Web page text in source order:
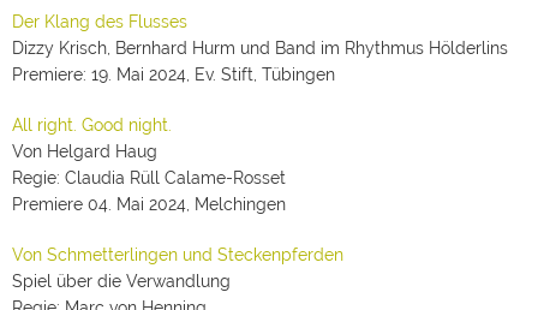
Der Klang des Flusses
Dizzy Krisch, Bernhard Hurm und Band im Rhythmus Hölderlins
Premiere: 19. Mai 2024, Ev. Stift, Tübingen
All right. Good night.
Von Helgard Haug
Regie: Claudia Rüll Calame-Rosset
Premiere 04. Mai 2024, Melchingen
Von Schmetterlingen und Steckenpferden
Spiel über die Verwandlung